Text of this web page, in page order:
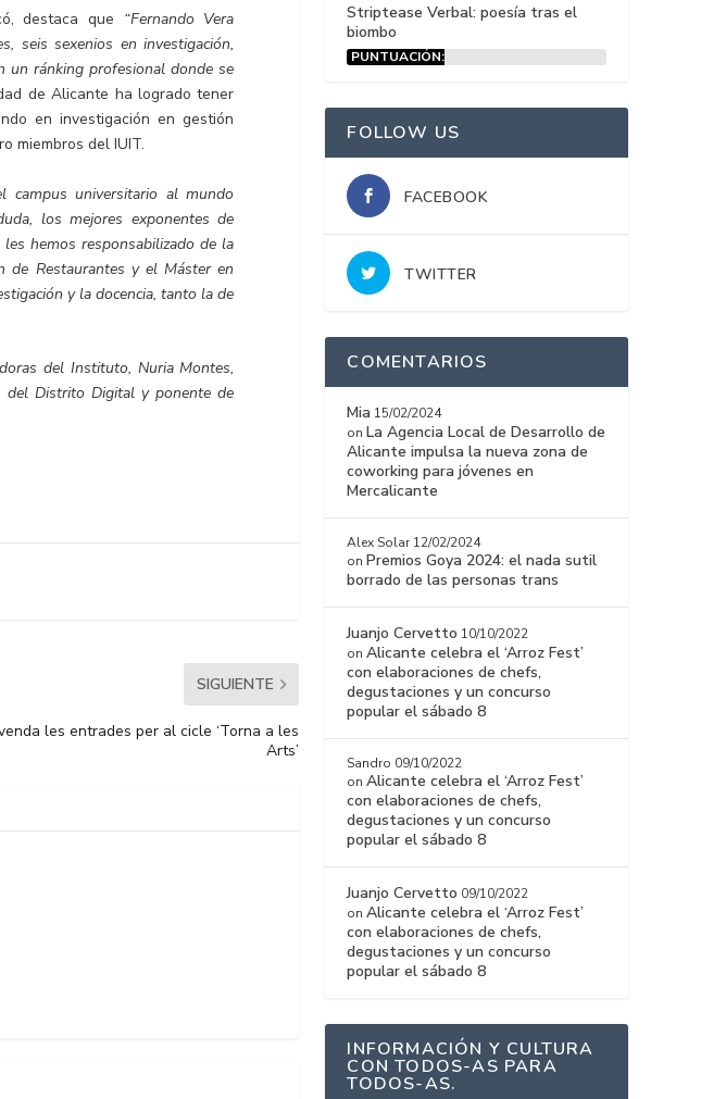
destaca que “Fernando Vera
seis sexenios en investigación,
un ránking profesional donde se
de Alicante ha logrado tener
en investigación en gestión
miembros del IUIT.
campus universitario al mundo
los mejores exponentes de
hemos responsabilizado de la
de Restaurantes y el Máster en
y la docencia, tanto la de
del Instituto, Nuria Montes,
del Distrito Digital y ponente de
SIGUIENTE
les entrades per al cicle ‘Torna a les
Arts’
Striptease Verbal: poesía tras el
biombo
PUNTUACIÓN:
FOLLOW US
FACEBOOK
TWITTER
COMENTARIOS
Mia 15/02/2024
on La Agencia Local de Desarrollo de
Alicante impulsa la nueva zona de
coworking para jóvenes en
Mercalicante
Alex Solar 12/02/2024
on Premios Goya 2024: el nada sutil
borrado de las personas trans
Juanjo Cervetto 10/10/2022
onAlicante celebra el ‘Arroz Fest’
con elaboraciones de chefs,
degustaciones y un concurso
popular el sábado 8
Sandro 09/10/2022
onAlicante celebra el ‘Arroz Fest’
con elaboraciones de chefs,
degustaciones y un concurso
popular el sábado 8
Juanjo Cervetto 09/10/2022
onAlicante celebra el ‘Arroz Fest’
con elaboraciones de chefs,
degustaciones y un concurso
popular el sábado 8
INFORMACIÓN Y CULTURA
CON TODOS-AS PARA
TODOS-AS.